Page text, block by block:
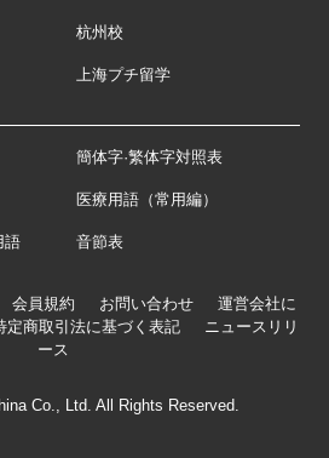
杭州校
上海プチ留学
簡体字·繁体字対照表
医療用語（常用編）
語 音節表
会員規約 お問い合わせ
運営会社に
定商取引法に基づく表記
ニュースリリ
ース
Co., Ltd. All Rights Reserved.